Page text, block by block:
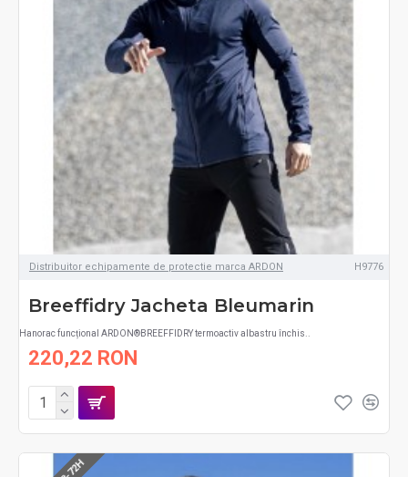
Distribuitor echipamente de protectie marca ARDON H9776
Breeffidry Jacheta Bleumarin
Hanorac funcțional ARDON®BREEFFIDRY termoactiv albastru închis..
220,22 RON